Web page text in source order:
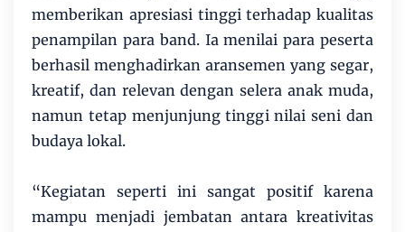
memberikan apresiasi tinggi terhadap kualitas
penampilan para band. Ia menilai para peserta
berhasil menghadirkan aransemen yang segar,
kreatif, dan relevan dengan selera anak muda,
namun tetap menjunjung tinggi nilai seni dan
budaya lokal.
“Kegiatan seperti ini sangat positif karena
mampu menjadi jembatan antara kreativitas